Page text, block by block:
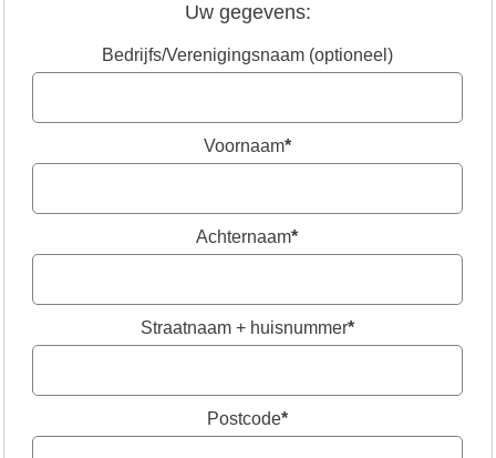
Uw gegevens:
Bedrijfs/Verenigingsnaam (optioneel)
Voornaam*
Achternaam*
Straatnaam + huisnummer*
Postcode*